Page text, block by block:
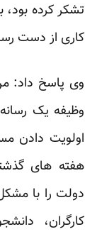
تشکر کرده
کاری از دست
وی پاسخ داد:
وظیفه یک
اولویت دادن
هفته های
دولت را با
کارگران،